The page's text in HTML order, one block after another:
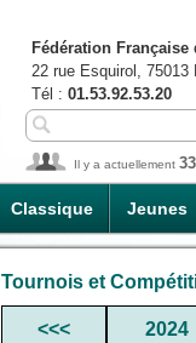
Classique Jeunes
Fédération Française
22 rue Esquirol, 75013
Tél : 01.53.92.53.20
Il y a actuellement
Tournois et
<<< 2024